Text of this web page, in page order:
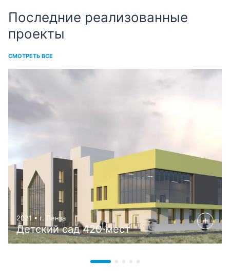
Последние реализованные
проекты
СМОТРЕТЬ ВСЕ
2021 • г. Пенза
Детский сад 420 мест